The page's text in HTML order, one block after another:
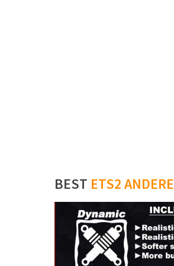
BEST ETS2 ANDERE